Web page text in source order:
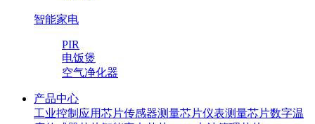
智能家电
PIR
电饭煲
空气净化器
产品中心
工业控制应用芯片传感器测量芯片仪表测量芯片数字温